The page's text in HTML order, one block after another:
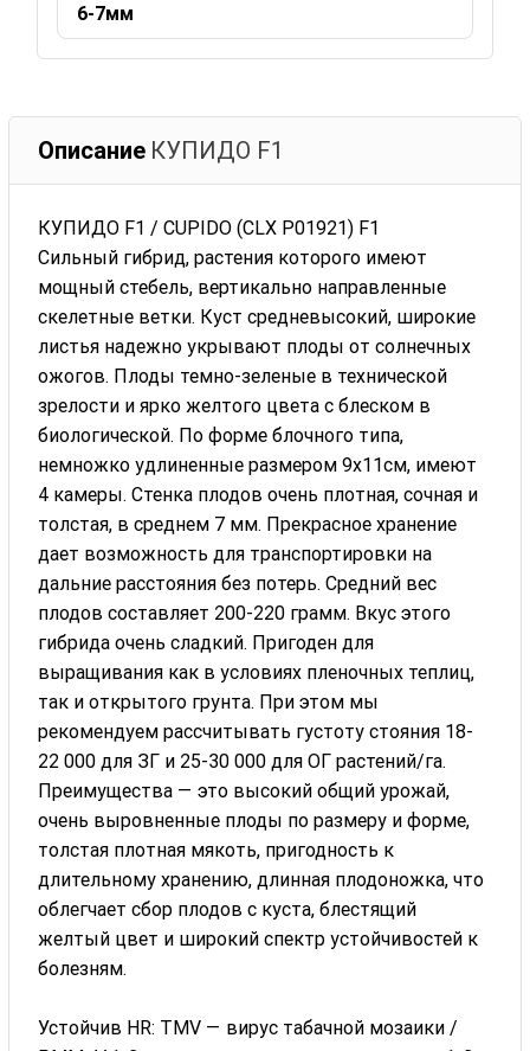
6-7мм
Описание КУПИДО F1
КУПИДО F1 / CUPIDO (CLX P01921) F1
Сильный гибрид, растения которого имеют
мощный стебель, вертикально направленные
скелетные ветки. Куст средневысокий, широкие
листья надежно укрывают плоды от солнечных
ожогов. Плоды темно-зеленые в технической
зрелости и ярко желтого цвета с блеском в
биологической. По форме блочного типа,
немножко удлиненные размером 9х11см, имеют
4 камеры. Стенка плодов очень плотная, сочная и
толстая, в среднем 7 мм. Прекрасное хранение
дает возможность для транспортировки на
дальние расстояния без потерь. Средний вес
плодов составляет 200-220 грамм. Вкус этого
гибрида очень сладкий. Пригоден для
выращивания как в условиях пленочных теплиц,
так и открытого грунта. При этом мы
рекомендуем рассчитывать густоту стояния 18-
22 000 для ЗГ и 25-30 000 для ОГ растений/га.
Преимущества — это высокий общий урожай,
очень выровненные плоды по размеру и форме,
толстая плотная мякоть, пригодность к
длительному хранению, длинная плодоножка, что
облегчает сбор плодов с куста, блестящий
желтый цвет и широкий спектр устойчивостей к
болезням.
Устойчив HR: TMV — вирус табачной мозаики /